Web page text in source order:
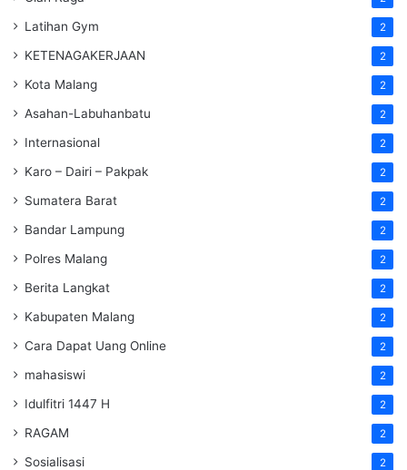
Latihan Gym 2
KETENAGAKERJAAN 2
Kota Malang 2
Asahan-Labuhanbatu 2
Internasional 2
Karo – Dairi – Pakpak 2
Sumatera Barat 2
Bandar Lampung 2
Polres Malang 2
Berita Langkat 2
Kabupaten Malang 2
Cara Dapat Uang Online 2
mahasiswi 2
Idulfitri 1447 H 2
RAGAM 2
Sosialisasi 2